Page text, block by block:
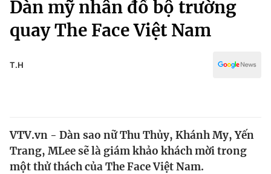
Chính trị
Thế giới
Thể thao
Truyền hình
Dàn mỹ nhân đổ bộ trường
quay The Face Việt Nam
T.H
VTV.vn - Dàn sao nữ Thu Thủy, Khánh My, Yến
Trang, MLee sẽ là giám khảo khách mời trong
một thử thách của The Face Việt Nam.